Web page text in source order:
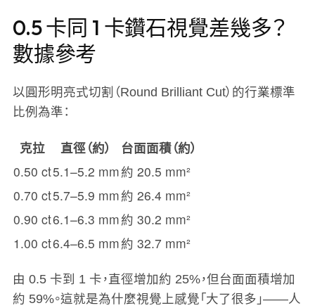
0.5 卡同 1 卡鑽石視覺差幾多？
數據參考
以圓形明亮式切割（Round Brilliant Cut）的行業標準
比例為準：
克拉 直徑（約）
台面面積（約）
0.50 ct5.1–5.2 mm約 20.5 mm²
0.70 ct5.7–5.9 mm約 26.4 mm²
0.90 ct6.1–6.3 mm約 30.2 mm²
1.00 ct6.4–6.5 mm約 32.7 mm²
由 0.5 卡到 1 卡，直徑增加約 25%，但台面面積增加
約 59%。這就是為什麼視覺上感覺「大了很多」——人